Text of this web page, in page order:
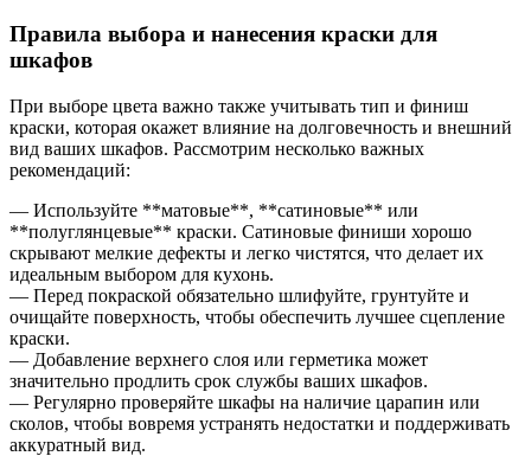
Правила выбора и нанесения краски для
шкафов
При выборе цвета важно также учитывать тип и финиш
краски, которая окажет влияние на долговечность и внешний
вид ваших шкафов. Рассмотрим несколько важных
рекомендаций:
— Используйте **матовые**, **сатиновые** или
**полуглянцевые** краски. Сатиновые финиши хорошо
скрывают мелкие дефекты и легко чистятся, что делает их
идеальным выбором для кухонь.
— Перед покраской обязательно шлифуйте, грунтуйте и
очищайте поверхность, чтобы обеспечить лучшее сцепление
краски.
— Добавление верхнего слоя или герметика может
значительно продлить срок службы ваших шкафов.
— Регулярно проверяйте шкафы на наличие царапин или
сколов, чтобы вовремя устранять недостатки и поддерживать
аккуратный вид.